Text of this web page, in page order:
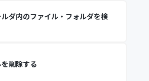
ダ内のファイル・フォルダを検
削除する